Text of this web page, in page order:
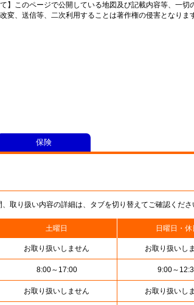
て】このページで公開している地図及び記載内容等、一切
変、送信等、二次利用することは著作権の侵害となりま
取り扱い内容の詳細は、タブを切り替えてご確認くださ
土曜日 日曜日・休
お取り扱いしません お取り扱いし
8:00～17:00 9:00～
お取り扱いしません お取り扱いし
保険